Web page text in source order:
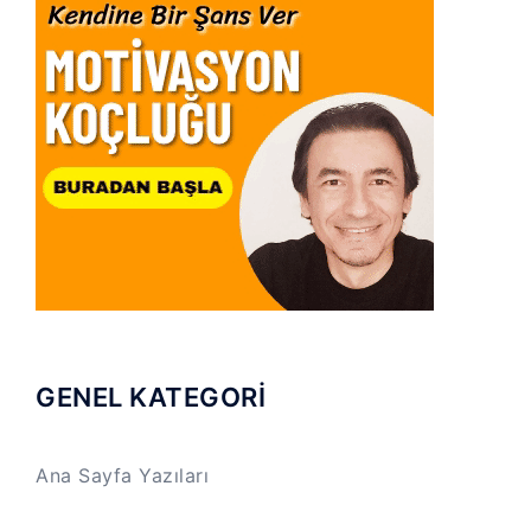
GENEL KATEGORİ
Ana Sayfa Yazıları